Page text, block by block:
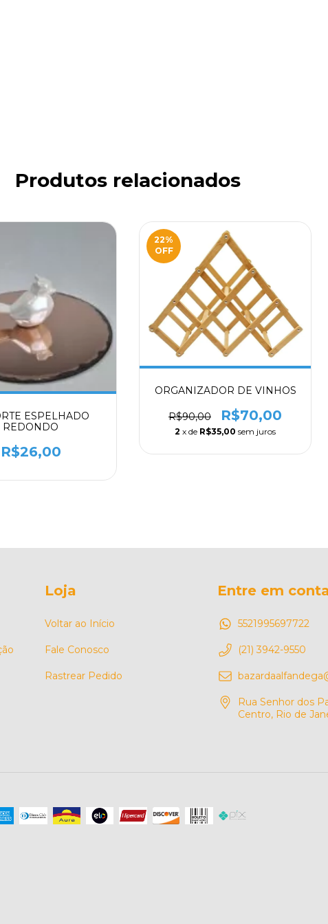
Produtos relacionados
ESPELHADO
REDONDO
R$26,00
22%
OFF
ORGANIZADOR DE VINHOS
R$90,00 R$70,00
2 x de R$35,00 sem juros
Loja
Voltar ao Início
Fale Conosco
Rastrear Pedido
Entre em
5521995697722
(21) 3942-9550
Rua Senhor dos
Centro, Rio de